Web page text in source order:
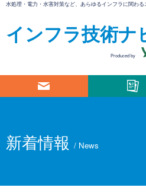
水処理・電力・水害対策など、あらゆるインフラに関わ
インフラ技術ナ
Produced by
新着情報 / News